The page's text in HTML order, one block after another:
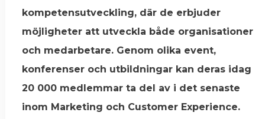
kompetensutveckling, där de erbjuder
möjligheter att utveckla både organisationer
och medarbetare. Genom olika event,
konferenser och utbildningar kan deras idag
20 000 medlemmar ta del av i det senaste
inom Marketing och Customer Experience.